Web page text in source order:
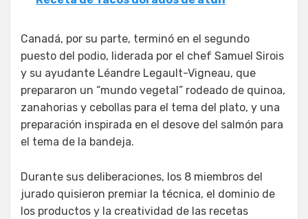
Canadá, por su parte, terminó en el segundo
puesto del podio, liderada por el chef Samuel Sirois
y su ayudante Léandre Legault-Vigneau, que
prepararon un “mundo vegetal” rodeado de quinoa,
zanahorias y cebollas para el tema del plato, y una
preparación inspirada en el desove del salmón para
el tema de la bandeja.
Durante sus deliberaciones, los 8 miembros del
jurado quisieron premiar la técnica, el dominio de
los productos y la creatividad de las recetas